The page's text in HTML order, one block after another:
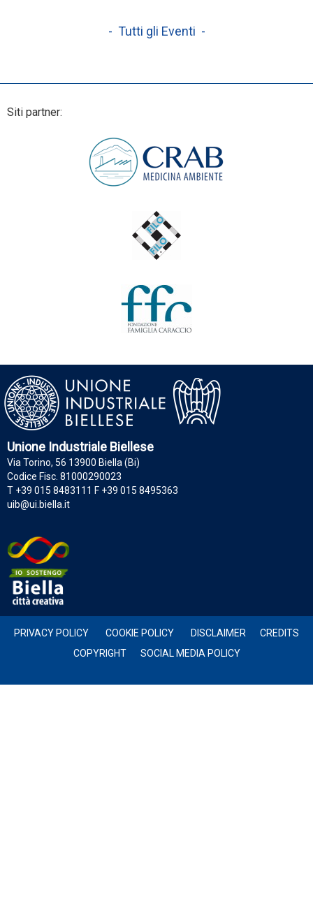
- Tutti gli Eventi -
Siti partner:
Unione Industriale Biellese
Via Torino, 56 13900 Biella (Bi)
Codice Fisc. 81000290023
T +39 015 8483111 F +39 015 8495363
uib@ui.biella.it
PRIVACY POLICY COOKIE POLICY DISCLAIMER
CREDITS
COPYRIGHT
SOCIAL MEDIA POLICY